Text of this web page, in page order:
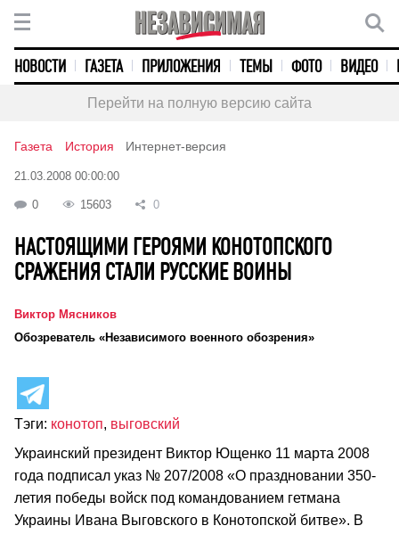
НОВОСТИ ГАЗЕТА ПРИЛОЖЕНИЯ ТЕМЫ ФОТО ВИДЕО
Перейти на полную версию сайта
Газета История Интернет-версия
21.03.2008 00:00:00
0 15603 0
НАСТОЯЩИМИ ГЕРОЯМИ КОНОТОПСКОГО
СРАЖЕНИЯ СТАЛИ РУССКИЕ ВОИНЫ
Виктор Мясников
Обозреватель «Независимого военного обозрения»
Тэги: конотоп, выговский
Украинский президент Виктор Ющенко 11 марта 2008
года подписал указ № 207/2008 «О праздновании 350-
летия победы войск под командованием гетмана
Украины Ивана Выговского в Конотопской битве». В